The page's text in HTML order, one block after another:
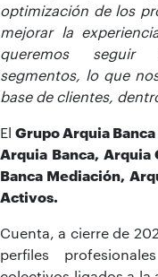
optimización de los
mejorar la
queremos seguir
segmentos, lo que
base de clientes,
El Grupo Arquia Banca
Arquia Banca, Arquia
Banca Mediación,
Activos.
Cuenta, a cierre de
perfiles